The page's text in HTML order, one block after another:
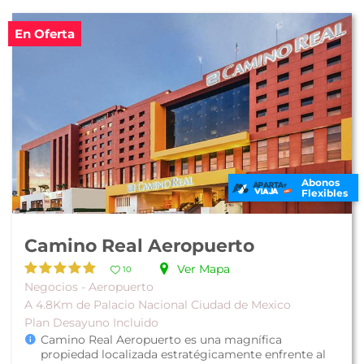
En Oferta
Abonos
Flexibles
Camino Real Aeropuerto
10
Ver Mapa
Negocios - Aeropuerto
A 4.8Km de Palacio Nacional Ciudad de Mexico
Plan Desayuno Incluido
Camino Real Aeropuerto es una magnífica
propiedad localizada estratégicamente enfrente al